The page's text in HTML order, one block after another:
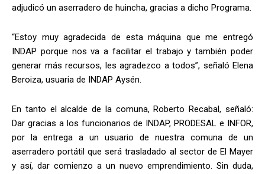
adjudicó un aserradero de huincha, gracias a dicho Programa.
“Estoy muy agradecida de esta máquina que me entregó
INDAP porque nos va a facilitar el trabajo y también poder
generar más recursos, les agradezco a todos”, señaló Elena
Beroiza, usuaria de INDAP Aysén.
En tanto el alcalde de la comuna, Roberto Recabal, señaló:
Dar gracias a los funcionarios de INDAP, PRODESAL e INFOR,
por la entrega a un usuario de nuestra comuna de un
aserradero portátil que será trasladado al sector de El Mayer
y así, dar comienzo a un nuevo emprendimiento. Sin duda,